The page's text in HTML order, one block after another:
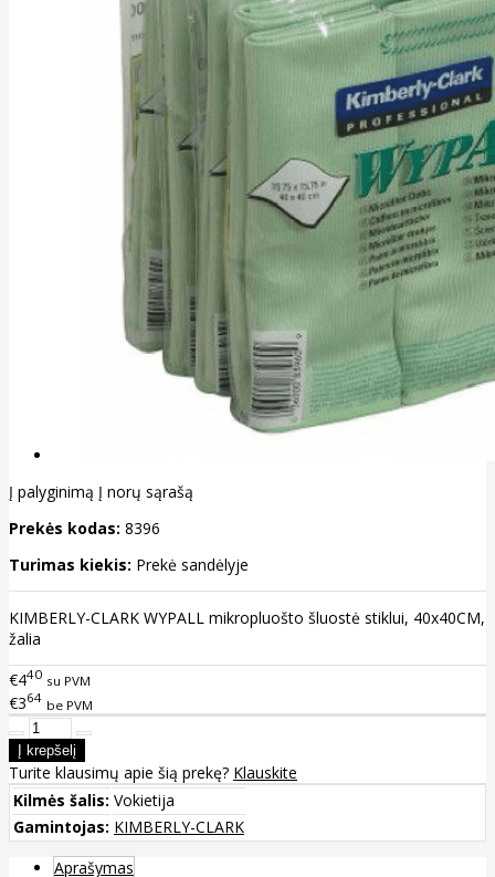
Į palyginimą Į norų sąrašą
Prekės kodas: 8396
Turimas kiekis: Prekė sandėlyje
KIMBERLY-CLARK WYPALL mikropluošto šluostė stiklui, 40x40CM,
žalia
€440 su PVM
€364 be PVM
Turite klausimų apie šią prekę? Klauskite
Kilmės šalis: Vokietija
Gamintojas: KIMBERLY-CLARK
Aprašymas